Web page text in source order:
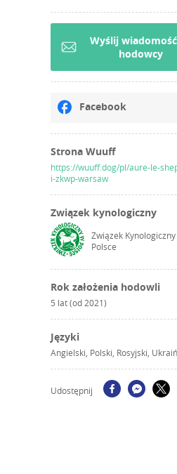
Wyślij
hodowcy
Facebook
Strona Wuuff
https://wuuff.dog/pl/aure-le-
i-zkwp-warsaw
Związek kynologiczny
Związek
Polsce
Rok założenia hodowli
5 lat (od 2021)
Języki
Angielski, Polski, Rosyjski,
Udostępnij